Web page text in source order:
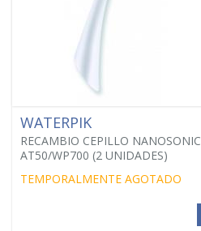
WATERPIK
RECAMBIO CEPILLO NANOSONIC
AT50/WP700 (2 UNIDADES)
TEMPORALMENTE AGOTADO